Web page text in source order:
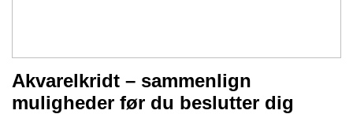
Akvarelkridt – sammenlign
muligheder før du beslutter dig